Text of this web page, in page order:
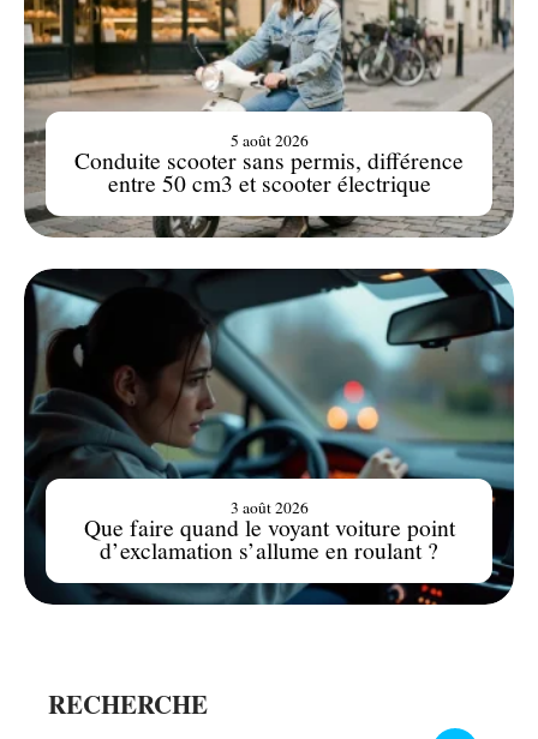
Conduite scooter sans permis, différence
entre 50 cm3 et scooter électrique
5 août 2026
Que faire quand le voyant voiture point
d’exclamation s’allume en roulant ?
3 août 2026
RECHERCHE